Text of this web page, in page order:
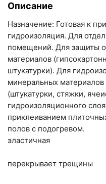
+7 (993) 993-77-
Написать в МАКС
Написать в Telegram
Написать на почту
Самарская область,
Преображенка, улица
кирпича")
пн-пт с 9:00 до 18:00, сб с
Описание
Назначение: Готовая к
гидроизоляция. Для
помещений. Для защиты
материалов
штукатурки). Для
минеральных
(штукатурки, стяжки,
гидроизоляционного
приклеиванием
полов с подогревом.
эластичная
перекрывает трещины